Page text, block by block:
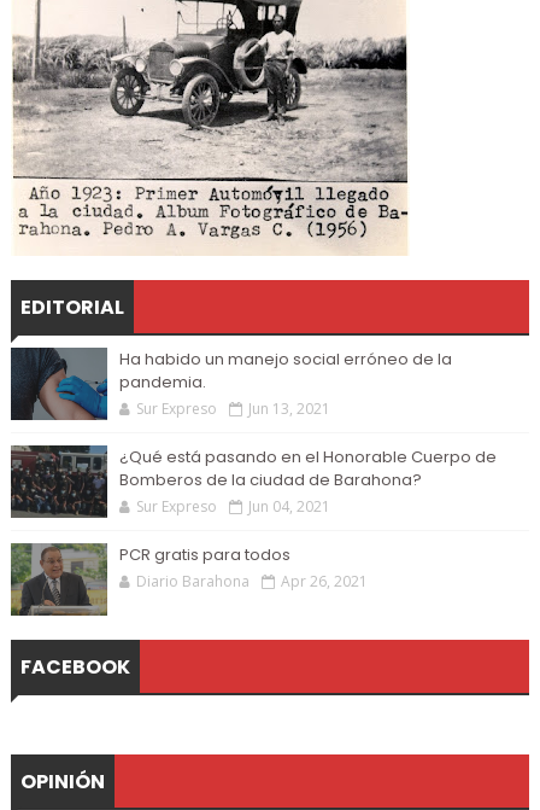
EDITORIAL
Ha habido un manejo social erróneo de la
pandemia.
Sur Expreso Jun 13, 2021
¿Qué está pasando en el Honorable Cuerpo de
Bomberos de la ciudad de Barahona?
Sur Expreso Jun 04, 2021
PCR gratis para todos
Diario Barahona Apr 26, 2021
FACEBOOK
OPINIÓN